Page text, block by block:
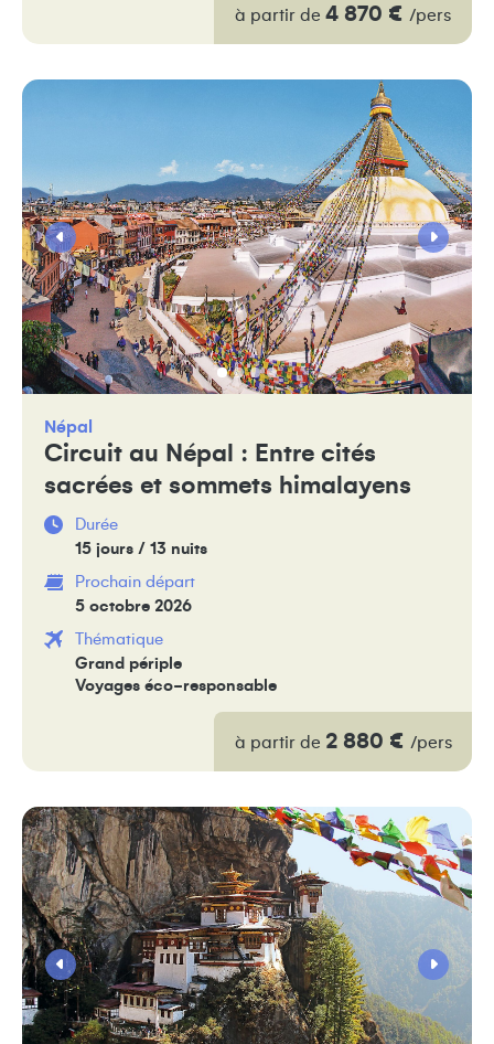
à partir de 4 870 € /pers
Népal
Circuit au Népal : Entre cités
sacrées et sommets himalayens
Durée
15 jours / 13 nuits
Prochain départ
5 octobre 2026
Thématique
Grand périple
Voyages éco-responsable
à partir de 2 880 € /pers